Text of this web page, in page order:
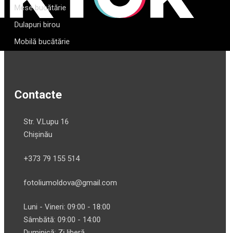
Mese bucătărie
Dulapuri birou
Mobilă bucătărie
Contacte
Str. V.Lupu 16
Chișinău
+373 79 155 514
fotoliumoldova@gmail.com
Luni - Vineri: 09:00 - 18:00
Sâmbătă: 09:00 - 14:00